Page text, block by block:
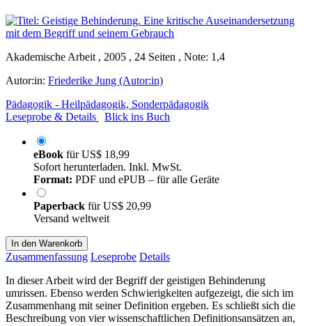
Akademische Arbeit , 2005 , 24 Seiten , Note: 1,4
Autor:in: Friederike Jung (Autor:in)
Pädagogik - Heilpädagogik, Sonderpädagogik
Leseprobe & Details
Blick ins Buch
eBook fürUS$ 18,99
Sofort herunterladen. Inkl. MwSt.
Format: PDF und ePUB – für alle Geräte
Paperback fürUS$ 20,99
Versand weltweit
In den Warenkorb
Zusammenfassung Leseprobe Details
In dieser Arbeit wird der Begriff der geistigen Behinderung
umrissen. Ebenso werden Schwierigkeiten aufgezeigt, die sich im
Zusammenhang mit seiner Definition ergeben. Es schließt sich die
Beschreibung von vier wissenschaftlichen Definitionsansätzen an,